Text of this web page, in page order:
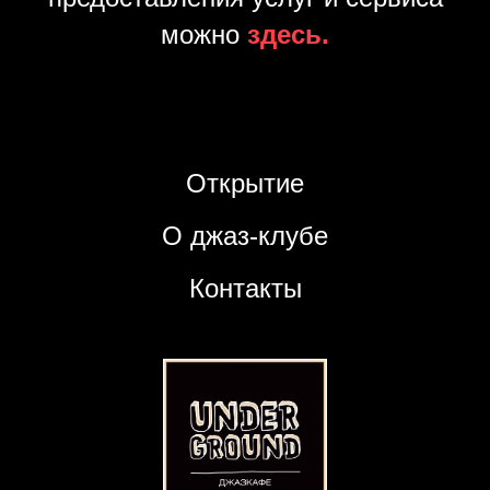
можно здесь.
Открытие
О джаз-клубе
Контакты